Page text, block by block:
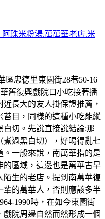
阿珠米粉湯.萬萬華老店.米
區忠德里東園街28巷50-16
舊復興戲院口小吃接著播
長大的友人掛保證推薦，
苔目，同樣的這種小吃能縱
切。先說直接說結論:那
過黑白切），好喝得亂七
。一般來說，南萬華指的是
的區域，這邊也是萬華古早
陌生的老店。提到南萬華復
的萬華人，否則應該多半
1990時，在如今東園街
戲院周邊自然而然形成一個